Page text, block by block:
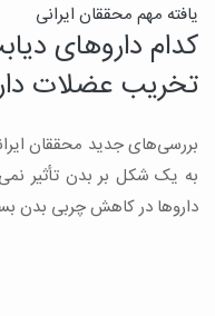
یافته مهم محققان ایرانی
کدام داروهای
تخریب عضلات
بررسی‌های جدید محققان
به یک شکل بر بدن تأثیر
داروها در کاهش چربی بدن